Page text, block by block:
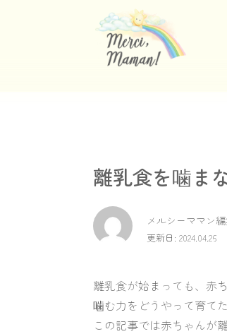
離乳食を噛ま
メルシーママン
更新日: 2024.04.26
離乳食が始まっても、赤
噛む力をどうやって育て
この記事では赤ちゃんが